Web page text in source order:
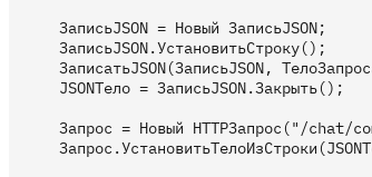
    ЗаписьJSON = Новый ЗаписьJSON;
    ЗаписьJSON.УстановитьСтроку();
ЗаписатьJSON(ЗаписьJSON,
    JSONТело = ЗаписьJSON.Закрыть();
Запрос = Новый HTTPЗапрос("/chat/